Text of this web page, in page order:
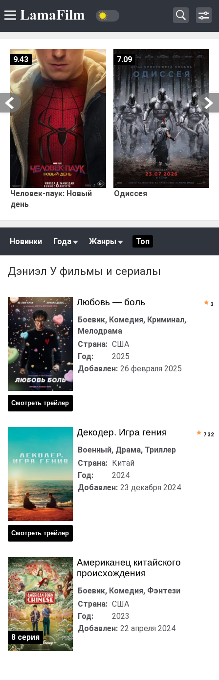
Человек-паук: Новый
день
9.43
Одиссея
7.09
Новинки Года Жанры Топ
Дэниэл У фильмы и сериалы
Любовь — боль
Смотреть трейлер
Боевик, Комедия, Криминал,
Мелодрама
Страна: США
Год:
2025
Добавлен: 26 февраля 2025
3
Декодер. Игра гения
Смотреть трейлер
Военный, Драма, Триллер
Страна: Китай
Год:
2024
Добавлен: 23 декабря 2024
7.32
Американец китайского
происхождения
Боевик, Комедия, Фэнтези
Страна: США
Год:
2023
Добавлен: 22 апреля 2024
8 серия